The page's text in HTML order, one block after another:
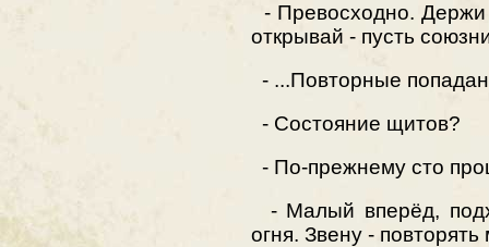
- Превосходно. Держи
открывай - пусть
- ...Повторные
- Состояние щитов?
- По-прежнему сто
- Малый вперёд,
огня. Звену -